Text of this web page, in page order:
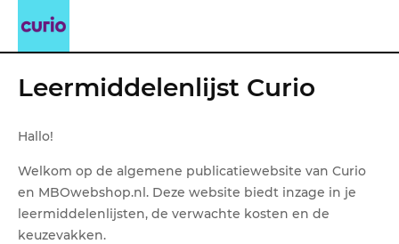
Leermiddelenlijst Curio
Hallo!
Welkom op de algemene publicatiewebsite van Curio
en MBOwebshop.nl. Deze website biedt inzage in je
leermiddelenlijsten, de verwachte kosten en de
keuzevakken.